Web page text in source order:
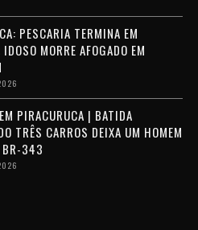
PESCARIA TERMINA EM
MORRE AFOGADO EM
PIRACURUCA | BATIDA
TRÊS CARROS DEIXA UM HOMEM
BR-343